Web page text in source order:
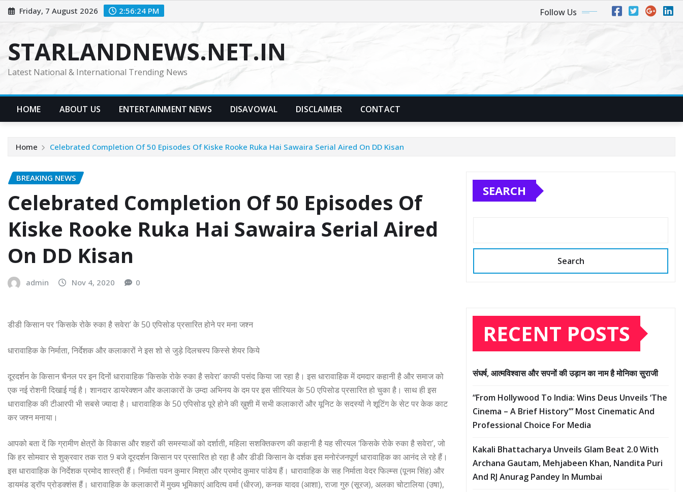
Skip
to
Friday, 7 August 2026 2:56:25 PM Follow Us
STARLANDNEWS.NET.IN
Latest National & International Trending News
HOME ABOUT US ENTERTAINMENT NEWS DISAVOWAL DISCLAIMER CONTACT
Home Celebrated Completion Of 50 Episodes Of Kiske Rooke Ruka Hai Sawaira Serial Aired On DD Kisan
BREAKING NEWS
Celebrated Completion Of 50 Episodes Of
Kiske Rooke Ruka Hai Sawaira Serial Aired
On DD Kisan
admin Nov 4, 2020 0
डीडी किसान पर ‘किसके रोके रुका है सवेरा’ के 50 एपिसोड प्रसारित होने पर मना जश्न
धारावाहिक के निर्माता, निर्देशक और कलाकारों ने इस शो से जुड़े दिलचस्प किस्से शेयर किये
दूरदर्शन के किसान चैनल पर इन दिनों धारावाहिक ‘किसके रोके रुका है सवेरा’ काफी पसंद किया जा रहा है। इस धारावाहिक में दमदार कहानी है और समाज को
एक नई रोशनी दिखाई गई है। शानदार डायरेक्शन और कलाकारों के उम्दा अभिनय के दम पर इस सीरियल के 50 एपिसोड प्रसारित हो चुका है। साथ ही इस
धारावाहिक की टीआरपी भी सबसे ज्यादा है। धारावाहिक के 50 एपिसोड पूरे होने की ख़ुशी में सभी कलाकारों और यूनिट के सदस्यों ने शूटिंग के सेट पर केक काट
कर जश्‍न मनाया।
आपको बता दें कि ग्रामीण क्षेत्रों के विकास और शहरों की समस्याओं को दर्शाती, महिला सशक्तिकरण की कहानी है यह सीरयल ‘किसके रोके रुका है सवेरा’, जो
कि हर सोमवार से शुक्रवार तक रात 9 बजे दूरदर्शन किसान पर प्रसारित हो रहा है और डीडी किसान के दर्शक इस मनोरंजनपूर्ण धारावाहिक का आनंद ले रहे हैं।
इस धारावाहिक के निर्देशक प्रमोद शास्त्री हैं। निर्माता पवन कुमार मिश्रा और प्रमोद कुमार पांडेय हैं। धारावाहिक के सह निर्माता वेदर फिल्म्स (पूनम सिंह) और
डायमंड ड्रॉप प्रोडक्शंस हैं। धारावाहिक के कलाकारों में मुख्य भूमिकाएं आदित्य वर्मा (धीरज), कनक यादव (आशा), राजा गुरु (सूरज), अलका चोटालिया (उषा),
SEARCH
Search
RECENT POSTS
संघर्ष, आत्मविश्वास और सपनों की उड़ान का नाम है मोनिका सुराजी
“From Hollywood To India: Wins Deus Unveils ‘The
Cinema – A Brief History’” Most Cinematic And
Professional Choice For Media
Kakali Bhattacharya Unveils Glam Beat 2.0 With
Archana Gautam, Mehjabeen Khan, Nandita Puri
And RJ Anurag Pandey In Mumbai